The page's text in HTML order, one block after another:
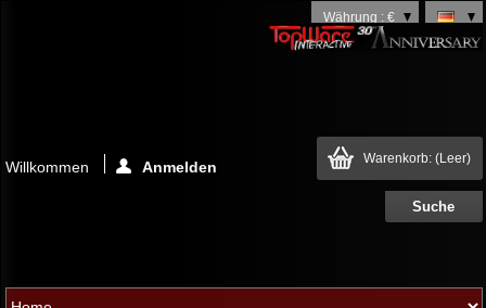
Währung : €
Warenkorb: (Leer)
Willkommen Anmelden